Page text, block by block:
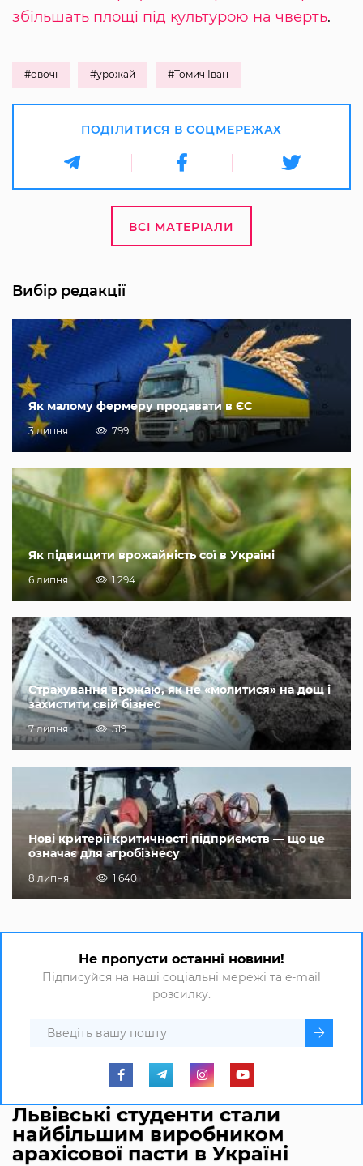
збільшать площі під культурою на чверть.
#овочі #урожай #Томич Іван
ПОДІЛИТИСЯ В СОЦМЕРЕЖАХ
ВСІ МАТЕРІАЛИ
Вибір редакції
Як малому фермеру продавати в ЄС
3 липня 799
Як підвищити врожайність сої в Україні
6 липня 1 294
Страхування врожаю, як не «молитися» на дощ і
захистити свій бізнес
7 липня 519
Нові критерії критичності підприємств — що це
означає для агробізнесу
8 липня 1 640
Не пропусти останні новини!
Підписуйся на наші соціальні мережі та e-mail
розсилку.
Львівські студенти стали
найбільшим виробником
арахісової пасти в Україні